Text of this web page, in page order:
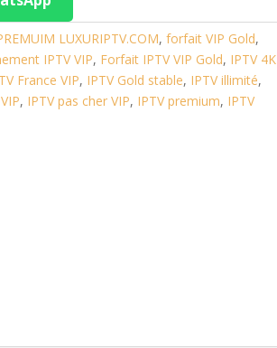
LUXURIPTV.COM, forfait VIP Gold,
IPTV VIP, Forfait IPTV VIP Gold, IPTV 4K
France VIP, IPTV Gold stable, IPTV illimité,
, IPTV pas cher VIP, IPTV premium, IPTV